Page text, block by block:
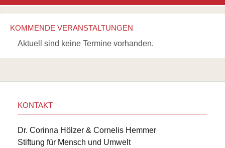
überspringen
KOMMENDE VERANSTALTUNGEN
Aktuell sind keine Termine vorhanden.
KONTAKT
Dr. Corinna Hölzer & Cornelis Hemmer
Stiftung für Mensch und Umwelt